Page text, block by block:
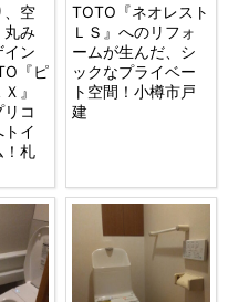
、空
丸み
イン
『ピ
』
リコ
イ
！札
TOTO『ネオレスト
ＬＳ』へのリフォ
ームが生んだ、シ
ックなプライベー
ト空間！小樽市戸
建